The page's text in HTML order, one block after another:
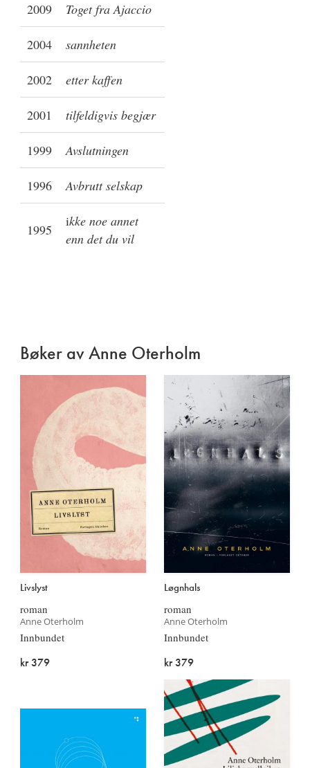
2009 Toget fra Ajaccio
2004 sannheten
2002 etter kaffen
2001 tilfeldigvis begjær
1999 Avslutningen
1996 Avbrutt selskap
1995
ikke noe annet
enn det du vil
Bøker av Anne Oterholm
Livslyst
roman
Anne Oterholm
Innbundet
kr 379
Løgnhals
roman
Anne Oterholm
Innbundet
kr 379